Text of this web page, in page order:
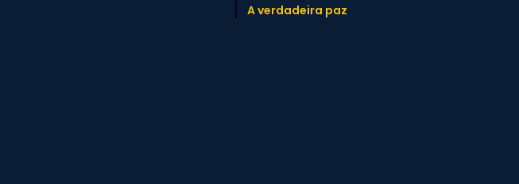
A verdadeira paz